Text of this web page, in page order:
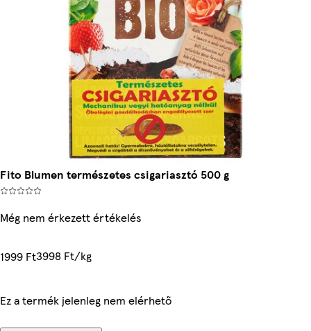
Fito Blumen természetes csigariasztó 500 g
Még nem érkezett értékelés
1999 Ft3998 Ft/kg
Ez a termék jelenleg nem elérhető